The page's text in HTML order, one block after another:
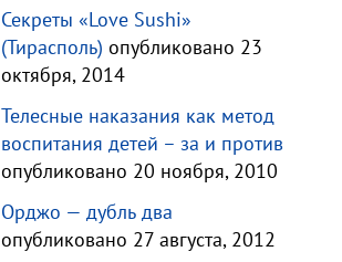
Секреты «Love Sushi»
(Тирасполь) опубликовано 23
октября, 2014
Телесные наказания как метод
воспитания детей – за и против
опубликовано 20 ноября, 2010
Орджо — дубль два
опубликовано 27 августа, 2012